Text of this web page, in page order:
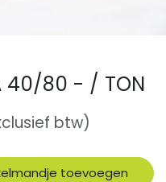
40/80 - / TON
btw)
toevoegen